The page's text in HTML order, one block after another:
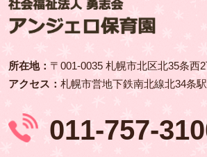
所在地： 〒001‑0035 札幌市北区北35条西
アクセス：札幌市営地下鉄南北線北34条